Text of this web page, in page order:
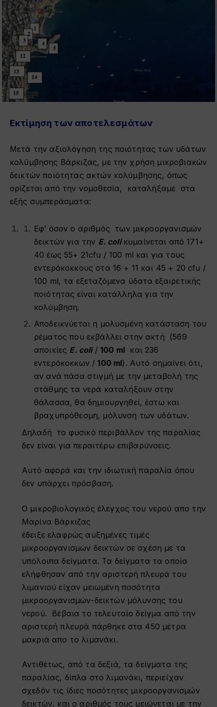
Εκτίμηση των αποτελεσμάτων
Μετά την αξιολόγηση της ποιότητας των υδάτων
κολύμβησης Βάρκιζας, με την χρήση μικροβιακών
δεικτών ποιότητας ακτών κολύμβησης, όπως
ορίζεται από την νομοθεσία, καταλήξαμε στα
εξής συμπεράσματα:
Εφ’ όσον ο αριθμός των μικροoργανισμών
δεικτών για την E. coliκυμαίνεται από 171+
40 έως 55+ 21cfu / 100 ml και για τους
εντερόκοκκους στα 16 + 11 και 45 + 20 cfu /
100 ml, τα εξεταζόμενα ύδατα εξαιρετικής
ποιότητας είναι κατάλληλα για την
κολύμβηση.
Αποδεικνύεται η μολυσμένη κατάσταση του
ρέματος που εκβάλλει στην ακτή (569
αποικίες E. coli/100 ml και 236
εντερόκοκκων /100 ml). Αυτό σημαίνει ότι,
αν ανά πάσα στιγμή με την μεταβολή της
στάθμης τα νερά καταλήξουν στην
θάλασσα, θα δημιουργηθεί, έστω και
βραχυπρόθεσμη, μόλυνση των υδάτων.
Δηλαδή το φυσικό περιβάλλον της παραλίας
δεν είναι για περαιτέρω επιβαρύνσεις.
Αυτό αφορά και την ιδιωτική παραλία όπου
δεν υπάρχει πρόσβαση.
Ο μικροβιολογικός έλεγχος του νερού απο την
Μαρίνα Βάρκιζας
έδειξε ελαφρώς αυξημένες τιμές
μικροοργανισμών δεικτών σε σχέση με τα
υπόλοιπα δείγματα. Τα δείγματα τα οποία
ελήφθησαν από την αριστερή πλευρά του
λιμανιού είχαν μειωμένη ποσότητα
μικροοργανισμών-δεικτών μόλυνσης του
νερού. Βέβαια το τελευταίο δείγμα από την
αριστερή πλευρά πάρθηκε στα 450 μέτρα
μακριά απο το λιμανάκι.
Αντιθέτως, από τα δεξιά, τα δείγματα της
παραλίας, δίπλα στο λιμανάκι, περιείχαν
σχεδόν τις ίδιες ποσότητες μικροοργανισμών
δεικτών, και ο αριθμός τους μειώνεται με την